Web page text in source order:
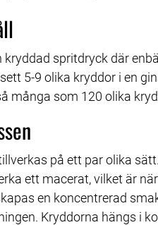
kryddad spritdryck där
5-9 olika kryddor i en
många som 120 olika
på ett par olika
ett macerat, vilket är
en koncentrerad
Kryddorna hängs i